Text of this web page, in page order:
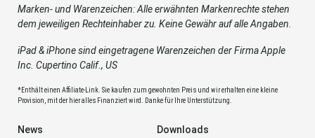
Marken- und Warenzeichen: Alle erwähnten Markenrechte stehen
dem jeweiligen Rechteinhaber zu. Keine Gewähr auf alle Angaben.
iPad & iPhone sind eingetragene Warenzeichen der Firma Apple
Inc. Cupertino Calif., US
*Enthält einen Affiliate-Link. Sie kaufen zum gewohnten Preis und wir erhalten eine kleine
Provision, mit der hier alles Finanziert wird. Danke für Ihre Unterstützung.
News
Downloads